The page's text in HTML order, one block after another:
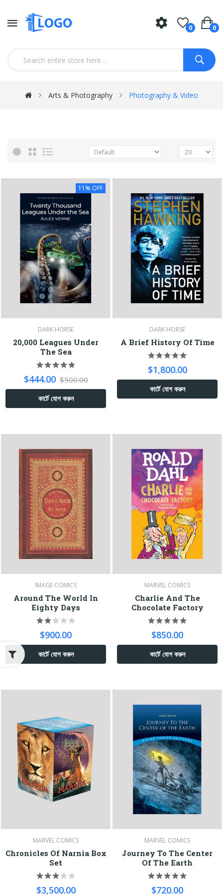
0 0
Arts & Photography Photography & Video
11% OFF
DARK HORSE
20,000 Leagues Under
The Sea
$444.00 $500.00
কার্টে যোগ করুন
DARK HORSE
A Brief History Of Time
$1,800.00
কার্টে যোগ করুন
IMAGE COMICS
Around The World In
Eighty Days
$900.00
কার্টে যোগ করুন
MARVEL COMICS
Charlie And The
Chocolate Factory
$850.00
কার্টে যোগ করুন
MARVEL COMICS
Chronicles Of Narnia Box
Set
$3,500.00
MARVEL COMICS
Journey To The Center
Of The Earth
$720.00